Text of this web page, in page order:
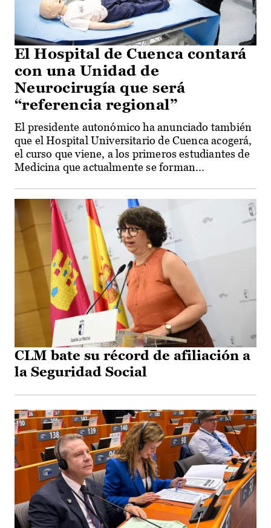
El Hospital de Cuenca contará
con una Unidad de
Neurocirugía que será
“referencia regional”
El presidente autonómico ha anunciado también
que el Hospital Universitario de Cuenca acogerá,
el curso que viene, a los primeros estudiantes de
Medicina que actualmente se forman...
CLM bate su récord de afiliación a
la Seguridad Social